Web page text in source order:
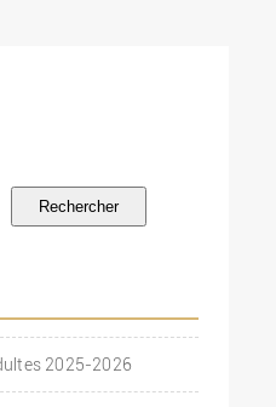
Rechercher
2025-2026